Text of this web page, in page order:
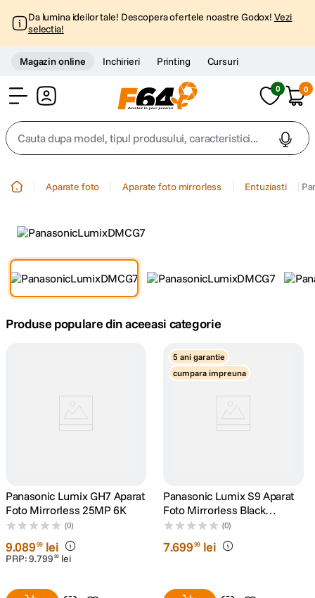
Da lumina ideilor tale! Descopera ofertele noastre Godox! Vezi
selectia!
Magazin online Inchirieri Printing Cursuri
0 0
Cauta dupa model, tipul produsului, caracteristici...
3. trepied telefon
sony fx
10. dji osmo
Aparate foto Aparate foto mirrorless Entuziasti
Produse populare din aceeasi categorie
Panasonic Lumix GH7 Aparat
Foto Mirrorless 25MP 6K
(0)
9.08999 lei
PRP:9.799 99 lei
5 ani garantie
cumpara impreuna
Panasonic Lumix S9 Aparat
Foto Mirrorless Black
Titanium Kit cu Obiectiv 18-
40mm F/4.5-6.3
(0)
7.69999 lei